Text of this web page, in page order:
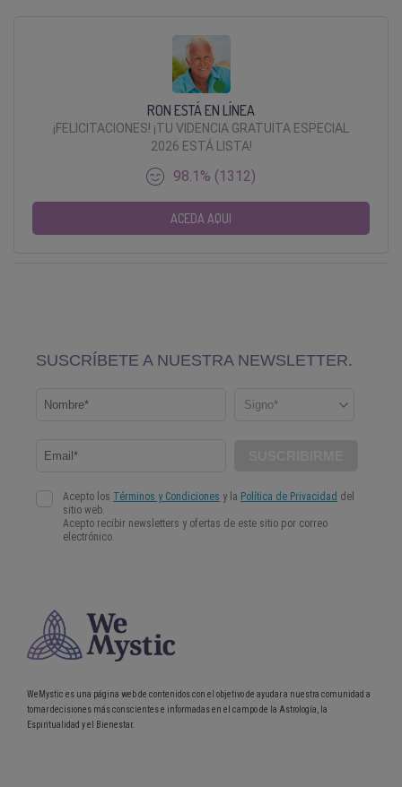
RON ESTÁ EN LÍNEA
¡FELICITACIONES! ¡TU VIDENCIA GRATUITA ESPECIAL
2026 ESTÁ LISTA!
98.1% (1312)
ACEDA AQUI
WeMystic es una página web de contenidos con el objetivo de ayudar a nuestra comunidad a
tomar decisiones más conscientes e informadas en el campo de la Astrología, la
Espiritualidad y el Bienestar.